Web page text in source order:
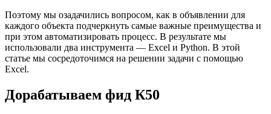
Поэтому мы озадачились вопросом, как в объявлении для
каждого объекта подчеркнуть самые важные преимущества и
при этом автоматизировать процесс. В результате мы
использовали два инструмента — Excel и Python. В этой
статье мы сосредоточимся на решении задачи с помощью
Excel.
Дорабатываем фид К50